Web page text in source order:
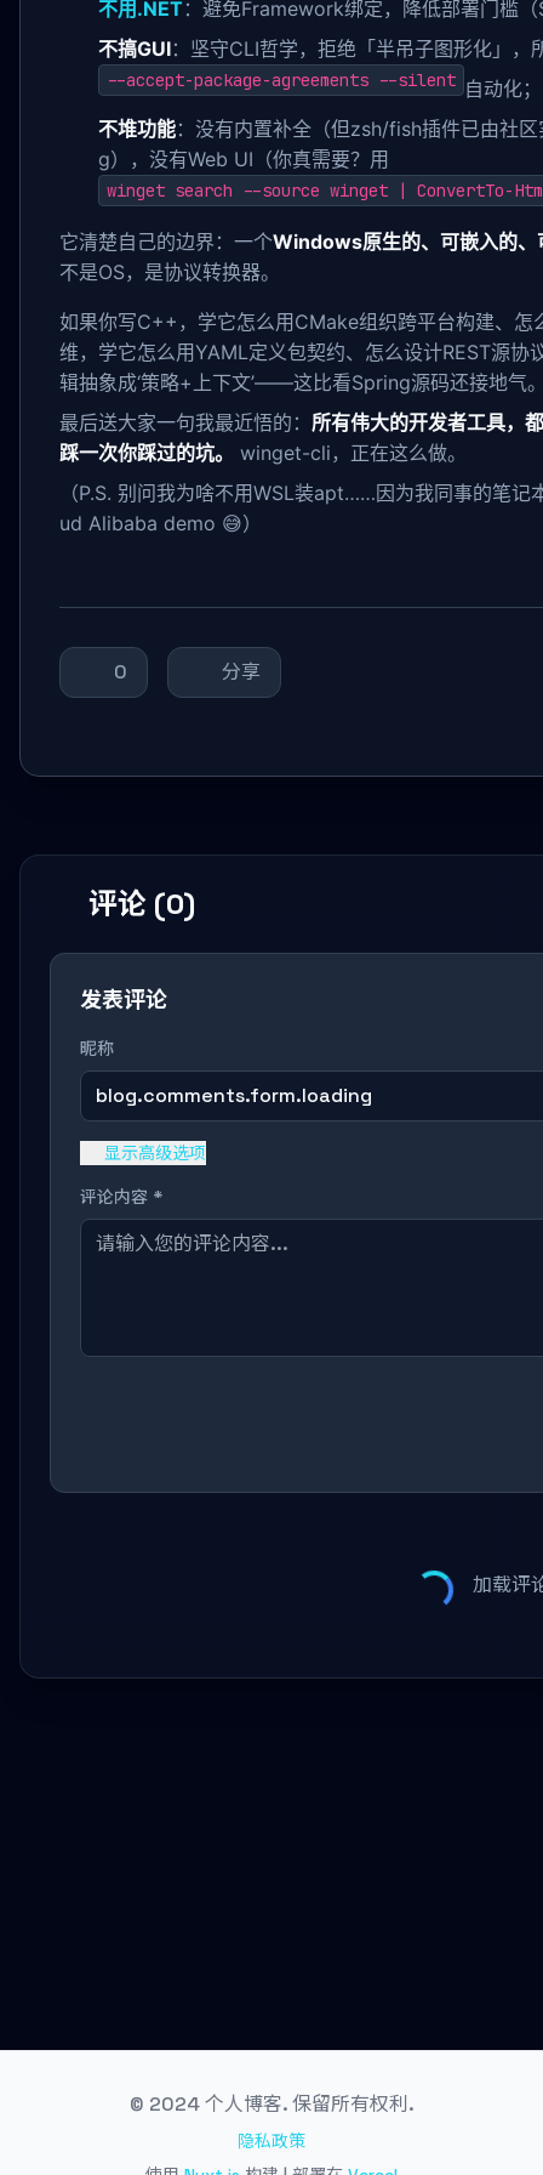
不用.NET ：避免Framework绑定，降低部署门槛
不搞GUI：坚守CLI哲学，拒绝「半吊子图形化」，
--accept-package-agreements --silent 自动化；
不堆功能：没有内置补全（但zsh/fish插件已由社
g），没有Web UI（你真需要？用
winget search --source winget | ConvertTo-
它清楚自己的边界：一个Windows原生的、可嵌入的、
不是OS，是协议转换器。
如果你写C++，学它怎么用CMake组织跨平台构建、怎
维，学它怎么用YAML定义包契约、怎么设计REST源
辑抽象成‘策略+上下文’——这比看Spring源码还接地气
最后送大家一句我最近悟的： 所有伟大的开发者工具，
踩一次你踩过的坑。
winget-cli，正在这么做。
（P.S. 别问我为啥不用WSL装apt……因为我同事的笔
ud Alibaba demo 😅）
0 分享
评论 (0)
发表评论
昵称
blog.comments.form.loading
显示高级选项
评论内容 *
加载评
© 2024 个人博客. 保留所有权利.
隐私政策